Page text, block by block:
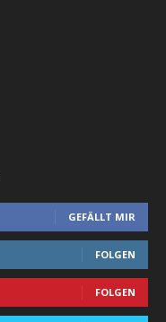
GEFÄLLT MIR
FOLGEN
FOLGEN